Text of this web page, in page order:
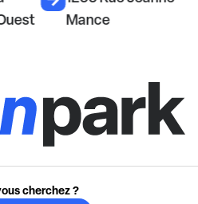
Mance
cherchez ?